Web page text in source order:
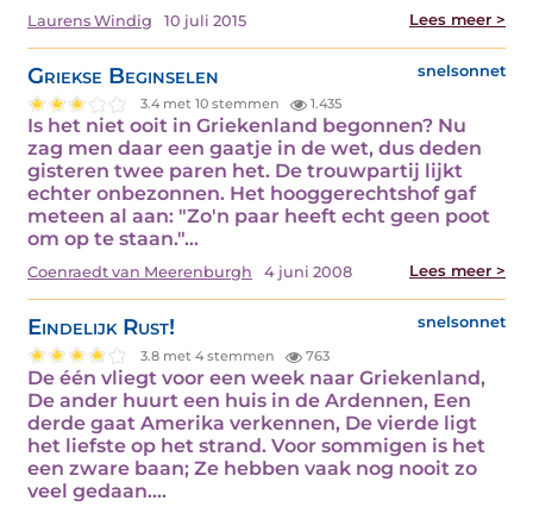
Laurens Windig 10 juli 2015 Lees meer >
Griekse Beginselen snelsonnet
3.4 met 10 stemmen 1.435
Is het niet ooit in Griekenland begonnen? Nu
zag men daar een gaatje in de wet, dus deden
gisteren twee paren het. De trouwpartij lijkt
echter onbezonnen. Het hooggerechtshof gaf
meteen al aan: "Zo'n paar heeft echt geen poot
om op te staan."…
Coenraedt van Meerenburgh 4 juni 2008 Lees meer >
Eindelijk Rust! snelsonnet
3.8 met 4 stemmen 763
De één vliegt voor een week naar Griekenland,
De ander huurt een huis in de Ardennen, Een
derde gaat Amerika verkennen, De vierde ligt
het liefste op het strand. Voor sommigen is het
een zware baan; Ze hebben vaak nog nooit zo
veel gedaan.…